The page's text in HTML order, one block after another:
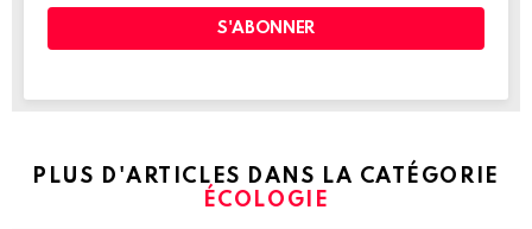
PLUS D'ARTICLES DANS LA CATÉGORIE
ÉCOLOGIE